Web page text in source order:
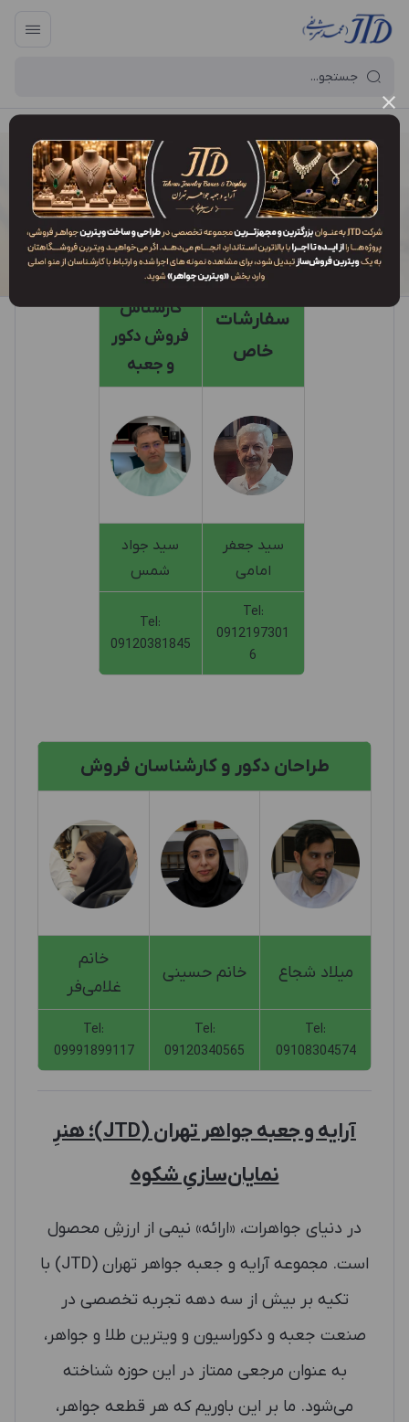
آرایه و جعبه جواهر تهران / طراحان دکور و کارشناسان فروش
طراحان دکور و کارشناسان فروش
سفارشات
خاص
کارشناس
فروش دکور
و جعبه
سید جعفر
امامی
سید جواد
شمس
Tel:
0912197301
6
Tel:
09120381845
طراحان دکور و کارشناسان فروش
میلاد شجاع خانم حسینی
خانم
غلامی‌فر
Tel:
09108304574
Tel:
09120340565
Tel:
09991899117
آرایه و جعبه جواهر تهران (JTD)؛ هنرِ
نمایان‌سازیِ شکوه
در دنیای جواهرات، «ارائه» نیمی از ارزشِ محصول
است. مجموعه آرایه و جعبه جواهر تهران (JTD) با
تکیه بر بیش از سه دهه تجربه تخصصی در
صنعت جعبه و دکوراسیون و ویترین طلا و جواهر،
به عنوان مرجعی ممتاز در این حوزه شناخته
می‌شود. ما بر این باوریم که هر قطعه جواهر،